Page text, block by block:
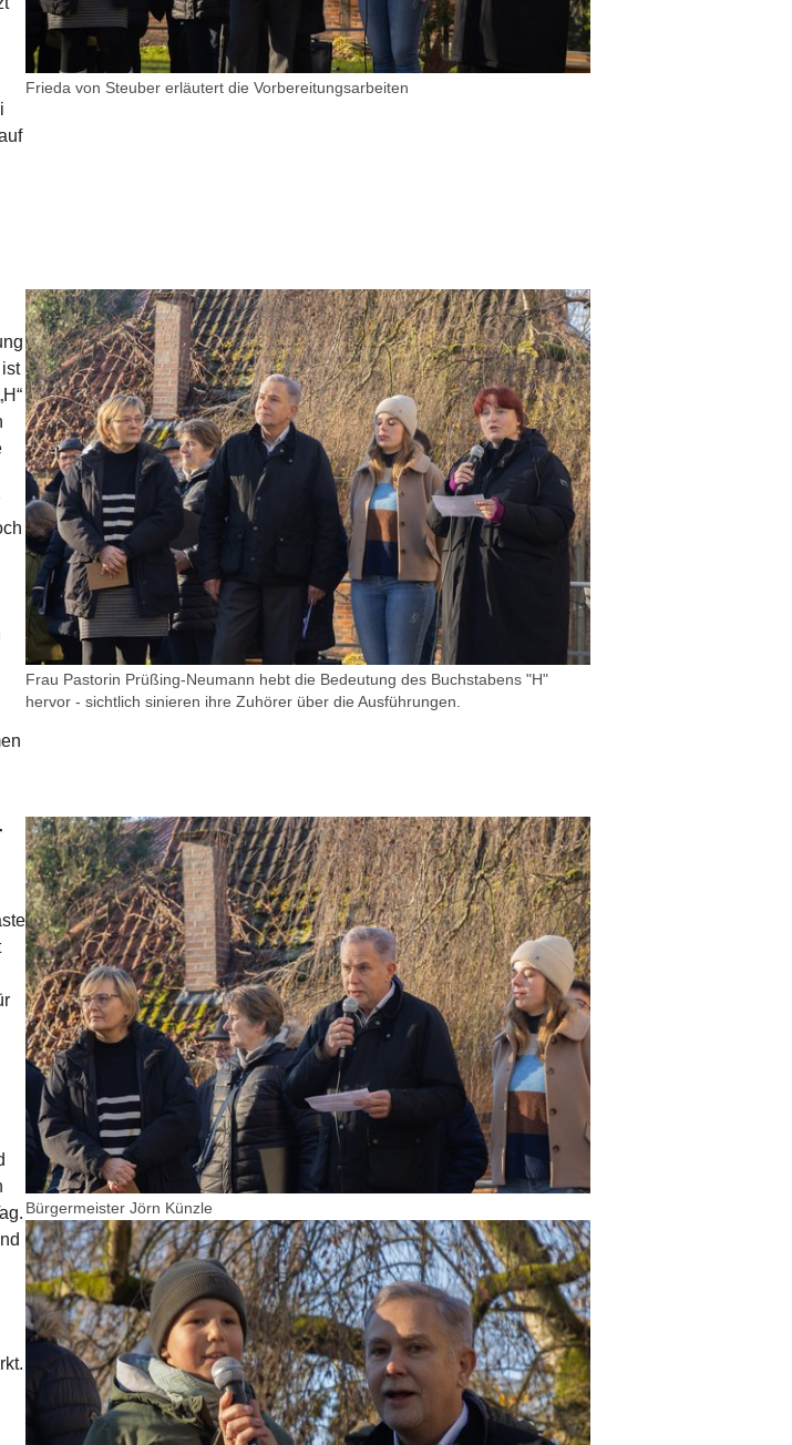
Frieda von Steuber erläutert die Vorbereitungsarbeiten
Show larger version for:
Frau Pastorin Prüßing-Neumann hebt die Bedeutung des Buchstabens "H"
hervor - sichtlich sinieren ihre Zuhörer über die Ausführungen.
Show larger version for:
Bürgermeister Jörn Künzle
Show larger version for: